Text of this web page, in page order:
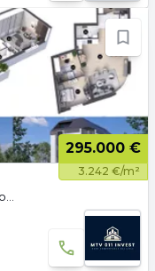
295.000 €
3.242 €/m²
Učiteljsko Naselje, Zvezdara opština, Beograd